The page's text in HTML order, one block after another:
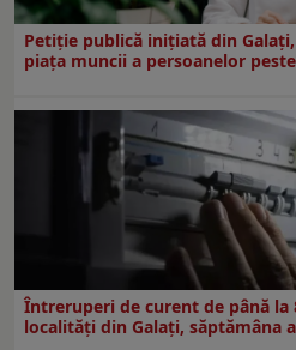
Petiție publică inițiată din
piața muncii a persoanelor
Întreruperi de curent de până
localități din Galați, săptămâna